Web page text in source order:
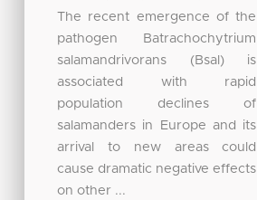
The recent emergence of the
pathogen Batrachochytrium
salamandrivorans (Bsal) is
associated with rapid
population declines of
salamanders in Europe and its
arrival to new areas could
cause dramatic negative effects
on other ...